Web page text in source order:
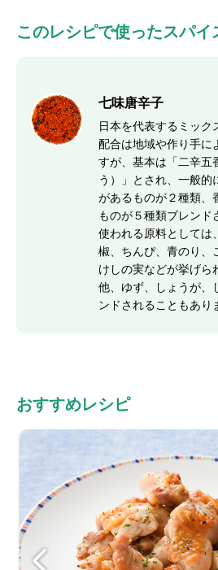
このレシピで使ったスパイ
七味唐辛子
日本を代表するミック
配合は地域や作り手に
すが、基本は「二辛五
う）」とされ、一般的
があるものが２種類、
ものが５種類ブレンド
使われる原料としては
椒、ちんぴ、青のり、
けしの実などが挙げら
他、ゆず、しょうが、
ンドされることもあり
おすすめレシピ